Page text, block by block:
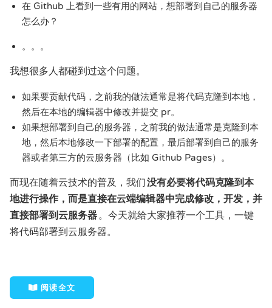
在 Github 上看到一些有用的网站，想部署到自己的服务器
怎么办？
。。。
我想很多人都碰到过这个问题。
如果要贡献代码，之前我的做法通常是将代码克隆到本地，
然后在本地的编辑器中修改并提交 pr。
如果想部署到自己的服务器，之前我的做法通常是克隆到本
地，然后本地修改一下部署的配置，最后部署到自己的服务
器或者第三方的云服务器（比如 Github Pages）。
而现在随着云技术的普及，我们没有必要将代码克隆到本
地进行操作，而是直接在云端编辑器中完成修改，开发，并
直接部署到云服务器。今天就给大家推荐一个工具，一键
将代码部署到云服务器。
阅读全文